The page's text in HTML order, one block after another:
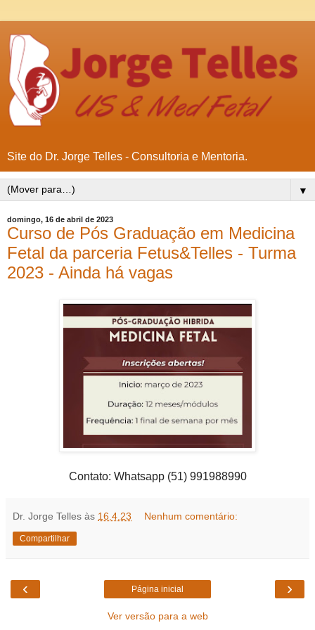
Site do Dr. Jorge Telles - Consultoria e Mentoria.
▼
domingo, 16 de abril de 2023
Curso de Pós Graduação em Medicina
Fetal da parceria Fetus&Telles - Turma
2023 - Ainda há vagas
Contato: Whatsapp (51) 991988990
Dr. Jorge Telles às 16.4.23 Nenhum comentário:
Compartilhar
‹ ›
Página inicial
Ver versão para a web